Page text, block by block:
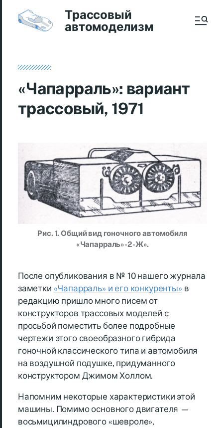
Трассовый
автомоделизм
«Чапарраль»: вариант
трассовый, 1971
Рис. 1. Общий вид гоночного автомобиля
«Чапарраль»-2-Ж».
После опубликования в № 10 нашего журнала
заметки «Чапарраль» и его конкуренты» в
редакцию пришло много писем от
конструкторов трассовых моделей с
просьбой поместить более подробные
чертежи этого своеобразного гибрида
гоночной классического типа и автомобиля
на воздушной подушке, придуманного
конструктором Джимом Холлом.
Напомним некоторые характеристики этой
машины. Помимо основного двигателя —
восьмицилиндрового «шевроле»,